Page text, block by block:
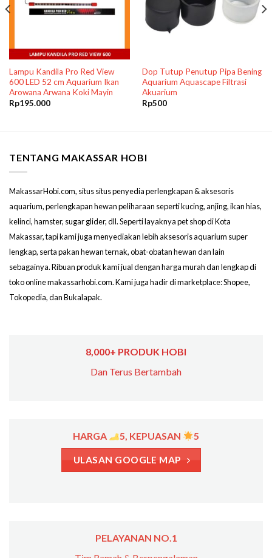
Lampu Kandila Pro Red View
600 LED 52 cm Aquarium Ikan
Arowana Arwana Koki Mayin
Rp195.000
Dop Tutup Penutup Pipa Bening
Aquarium Aquascape Filtrasi
Akuarium
Rp500
TENTANG MAKASSAR HOBI
MakassarHobi.com, situs situs penyedia perlengkapan & aksesoris
aquarium, perlengkapan hewan peliharaan seperti kucing, anjing, ikan hias,
kelinci, hamster, sugar glider, dll. Seperti layaknya pet shop di Kota
Makassar, tapi kami juga menyediakan lebih aksesoris aquarium super
lengkap, serta pakan hewan ternak, obat-obatan hewan dan lain
sebagainya. Ribuan produk kami jual dengan harga murah dan lengkap di
toko online makassarhobi.com. Kami juga hadir di marketplace: Shopee,
Tokopedia, dan Bukalapak.
8,000+ PRODUK HOBI
Dan Terus Bertambah
HARGA 5, KEPUASAN 5
ULASAN GOOGLE MAP
PELAYANAN NO.1